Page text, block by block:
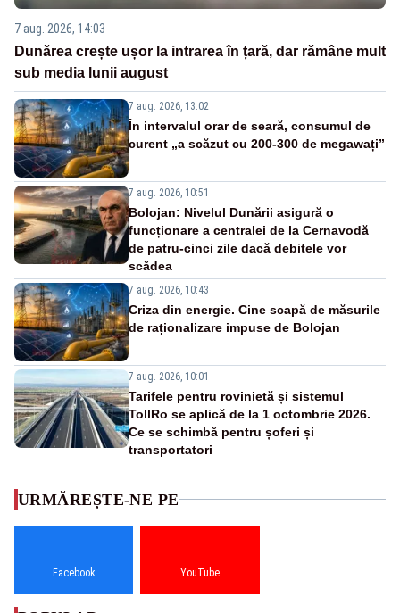
7 aug. 2026, 14:03
Dunărea crește ușor la intrarea în țară, dar rămâne mult
sub media lunii august
7 aug. 2026, 13:02
În intervalul orar de seară, consumul de
curent „a scăzut cu 200-300 de megawați”
7 aug. 2026, 10:51
Bolojan: Nivelul Dunării asigură o
funcționare a centralei de la Cernavodă
de patru-cinci zile dacă debitele vor
scădea
7 aug. 2026, 10:43
Criza din energie. Cine scapă de măsurile
de raționalizare impuse de Bolojan
7 aug. 2026, 10:01
Tarifele pentru rovinietă și sistemul
TollRo se aplică de la 1 octombrie 2026.
Ce se schimbă pentru șoferi și
transportatori
URMĂREȘTE-NE PE
Facebook YouTube